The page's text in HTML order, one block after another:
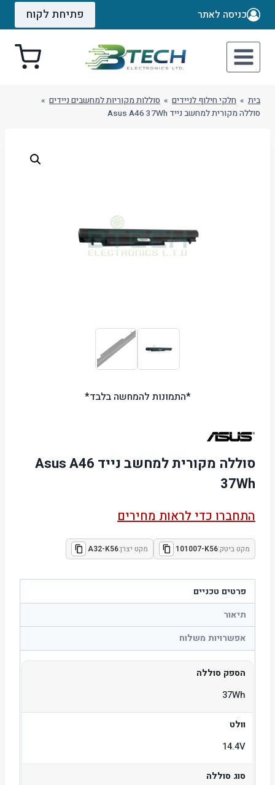
Skip
כניסה לאתר פתיחת לקוח
בית » חלקי חילוף לניידים » סוללות מקוריות למחשבים ניידים »
סוללה מקורית למחשב נייד Asus A46 37Wh
*התמונות להמחשה בלבד*
סוללה מקורית למחשב נייד Asus A46
37Wh
התחברו כדי לראות מחירים
מקט ביטק:101007-K56 מקט יצרן:A32-K56
פרטים טכניים
תיאור
אפשרויות משלוח
הספק סוללה
37Wh
וולט
14.4V
סוג סוללה